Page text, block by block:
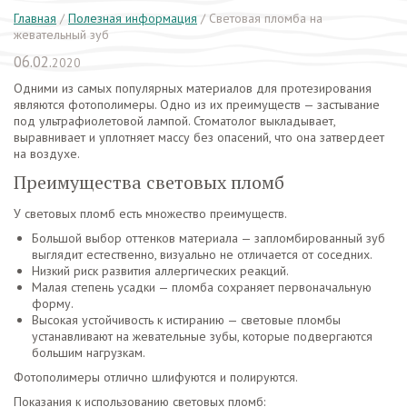
Главная / Полезная информация / Световая пломба на
жевательный зуб
06.02.2020
Одними из самых популярных материалов для протезирования
являются фотополимеры. Одно из их преимуществ — застывание
под ультрафиолетовой лампой. Стоматолог выкладывает,
выравнивает и уплотняет массу без опасений, что она затвердеет
на воздухе.
Преимущества световых пломб
У световых пломб есть множество преимуществ.
Большой выбор оттенков материала — запломбированный зуб
выглядит естественно, визуально не отличается от соседних.
Низкий риск развития аллергических реакций.
Малая степень усадки — пломба сохраняет первоначальную
форму.
Высокая устойчивость к истиранию — световые пломбы
устанавливают на жевательные зубы, которые подвергаются
большим нагрузкам.
Фотополимеры отлично шлифуются и полируются.
Показания к использованию световых пломб: